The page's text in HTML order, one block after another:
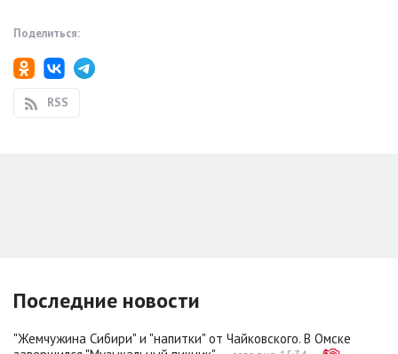
Поделиться:
RSS
Последние новости
"Жемчужина Сибири" и "напитки" от Чайковского. В Омске